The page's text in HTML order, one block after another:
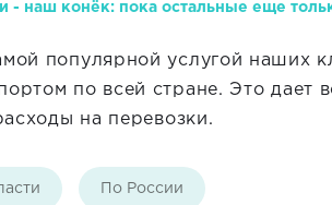
- наш конёк: пока остальные еще
популярной услугой наших
по всей стране. Это дает
на перевозки.
По России